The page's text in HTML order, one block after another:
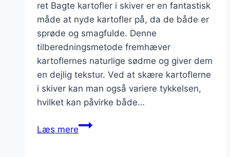
ret Bagte kartofler i skiver er en fantastisk
måde at nyde kartofler på, da de både er
sprøde og smagfulde. Denne
tilberedningsmetode fremhæver
kartoflernes naturlige sødme og giver dem
en dejlig tekstur. Ved at skære kartoflerne
i skiver kan man også variere tykkelsen,
hvilket kan påvirke både…
Læs mereBakede